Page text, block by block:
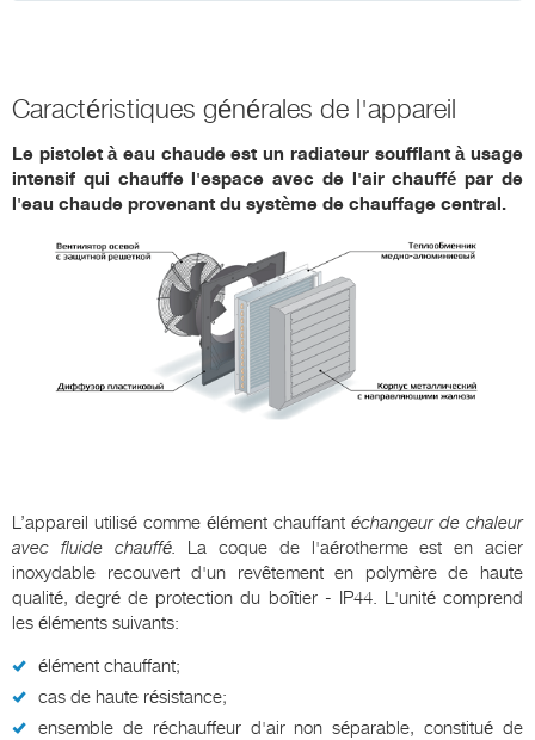
Caractéristiques générales de l'appareil
Le pistolet à eau chaude est un radiateur soufflant à usage
intensif qui chauffe l'espace avec de l'air chauffé par de
l'eau chaude provenant du système de chauffage central.
L’appareil utilisé comme élément chauffant échangeur de chaleur
avec fluide chauffé. La coque de l'aérotherme est en acier
inoxydable recouvert d'un revêtement en polymère de haute
qualité, degré de protection du boîtier - IP44. L'unité comprend
les éléments suivants:
élément chauffant;
cas de haute résistance;
ensemble de réchauffeur d'air non séparable, constitué de